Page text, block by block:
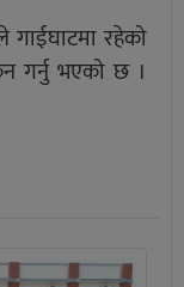
गाईघाटमा रहेको
गर्नु भएको छ ।